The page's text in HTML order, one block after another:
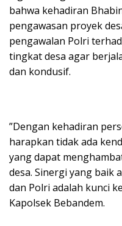
bahwa kehadiran
pengawasan proyek
pengawalan Polri
tingkat desa agar
dan kondusif.
​”Dengan kehadiran
harapkan tidak ada
yang dapat
desa. Sinergi yang baik
dan Polri adalah kunci
Kapolsek Bebandem.